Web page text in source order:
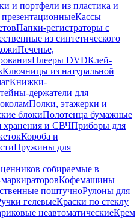
и портфели из пластика и
Кассы
Папки-регистраторы с
из синтетического
Печенье,
Плееры DVDКлей-
Ключницы из натуральной
Книжки-
держатели для
Полки, этажерки и
блокиПолотенца бумажные
хранения и СВЧПриборы для
Короба и
Пружины для
собираемые в
Кофемашины
поштучноРулоны для
гелевыеКраски по стеклу
неавтоматическиеКрем